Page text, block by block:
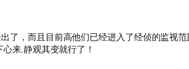
了，而且目前高他们已经进入了经侦的监视
来,静观其变就行了！